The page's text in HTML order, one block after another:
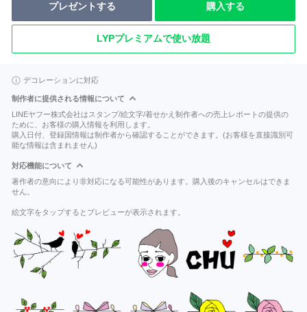
プレゼントする 購入する
LYPプレミアムで使い放題
デコレーションに対応
制作者に提供される情報について
LINEヤフー株式会社はスタンプ/絵文字/着せかえ制作者への売上レポートの提供の
ために、お客様の購入情報を利用します。
購入日付、登録国情報は制作者から確認することができます。(お客様を直接識別可
能な情報は含まれません)
対応機能について
著作者の意向により非対応になる可能性があります。購入後のキャンセルはできま
せん。
絵文字をタップするとプレビューが表示されます。